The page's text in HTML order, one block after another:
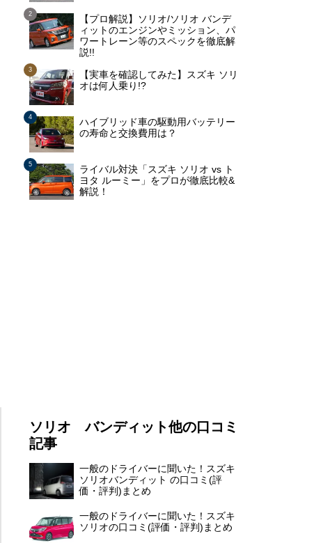
【プロ解説】ソリオ/ソリオ バンデ
ィットのエンジンやミッション、パ
ワートレーン等のスペックを徹底解
説!!
【実車を確認してみた】スズキ ソリ
オは何人乗り!?
ハイブリッド車の駆動用バッテリー
の寿命と交換費用は？
ライバル対決「スズキ ソリオ vs ト
ヨタ ルーミー」をプロが徹底比較&
解説！
ソリオ バンディット他の口コミ
記事
一般のドライバーに聞いた！スズキ
ソリオバンディット の口コミ(評
価・評判)まとめ
一般のドライバーに聞いた！スズキ
ソリオの口コミ(評価・評判)まとめ